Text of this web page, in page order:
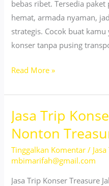
bebas ribet. Tersedia
hemat, armada nyaman,
strategis. Cocok buat
konser tanpa pusing
Jasa
Konser
Jakarta
2026
ke
Event
Westlife
Read More »
Jasa Trip
Nonton
Tinggalkan Komentar /
mbimarifah@gmail.com
Jasa Trip Konser Treasure